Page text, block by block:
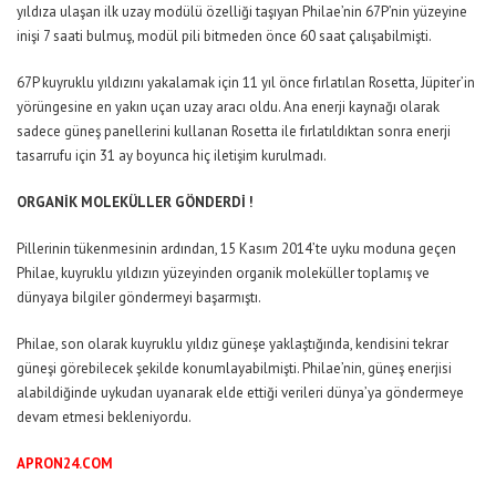
yıldıza ulaşan ilk uzay modülü özelliği taşıyan Philae’nin 67P’nin yüzeyine
inişi 7 saati bulmuş, modül pili bitmeden önce 60 saat çalışabilmişti.
67P kuyruklu yıldızını yakalamak için 11 yıl önce fırlatılan Rosetta, Jüpiter’in
yörüngesine en yakın uçan uzay aracı oldu. Ana enerji kaynağı olarak
sadece güneş panellerini kullanan Rosetta ile fırlatıldıktan sonra enerji
tasarrufu için 31 ay boyunca hiç iletişim kurulmadı.
ORGANİK MOLEKÜLLER GÖNDERDİ !
Pillerinin tükenmesinin ardından, 15 Kasım 2014’te uyku moduna geçen
Philae, kuyruklu yıldızın yüzeyinden organik moleküller toplamış ve
dünyaya bilgiler göndermeyi başarmıştı.
Philae, son olarak kuyruklu yıldız güneşe yaklaştığında, kendisini tekrar
güneşi görebilecek şekilde konumlayabilmişti. Philae’nin, güneş enerjisi
alabildiğinde uykudan uyanarak elde ettiği verileri dünya’ya göndermeye
devam etmesi bekleniyordu.
APRON24.COM